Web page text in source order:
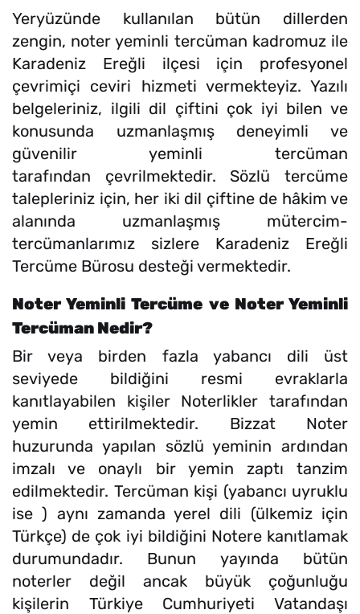
Yeryüzünde kullanılan bütün dillerden
zengin, noter yeminli tercüman kadromuz ile
Karadeniz Ereğli ilçesi için profesyonel
çevrimiçi ceviri hizmeti vermekteyiz. Yazılı
belgeleriniz, ilgili dil çiftini çok iyi bilen ve
konusunda uzmanlaşmış deneyimli ve
güvenilir yeminli tercüman
tarafından çevrilmektedir. Sözlü tercüme
talepleriniz için, her iki dil çiftine de hâkim ve
alanında uzmanlaşmış mütercim-
tercümanlarımız sizlere Karadeniz Ereğli
Tercüme Bürosu desteği vermektedir.
Noter Yeminli Tercüme ve Noter Yeminli
Tercüman Nedir?
Bir veya birden fazla yabancı dili üst
seviyede bildiğini resmi evraklarla
kanıtlayabilen kişiler Noterlikler tarafından
yemin ettirilmektedir. Bizzat Noter
huzurunda yapılan sözlü yeminin ardından
imzalı ve onaylı bir yemin zaptı tanzim
edilmektedir. Tercüman kişi (yabancı uyruklu
ise ) aynı zamanda yerel dili (ülkemiz için
Türkçe) de çok iyi bildiğini Notere kanıtlamak
durumundadır. Bunun yayında bütün
noterler değil ancak büyük çoğunluğu
kişilerin Türkiye Cumhuriyeti Vatandaşı